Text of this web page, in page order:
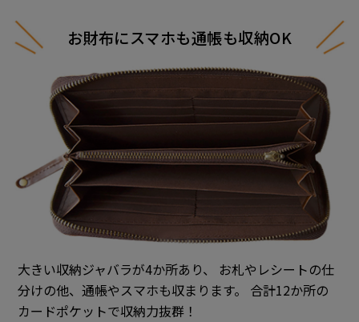
お財布にスマホも通帳も収納OK
大きい収納ジャバラが4か所あり、 お札やレシートの仕
分けの他、通帳やスマホも収まります。 合計12か所の
カードポケットで収納力抜群！